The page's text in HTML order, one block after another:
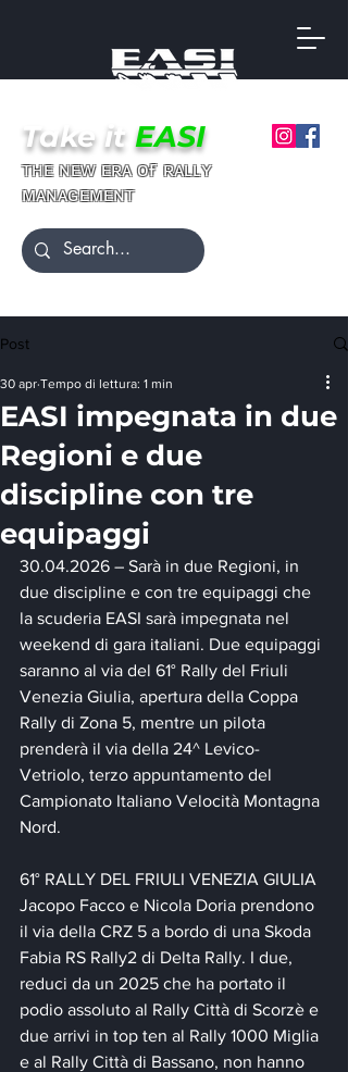
Take it EASI
ᴛʜᴇ ɴᴇᴡ ᴇʀᴀ ᴏғ ʀᴀʟʟʏ
ᴍᴀɴᴀɢᴇᴍᴇɴᴛ
Post
EASI impegnata in due
Regioni e due
discipline con tre
equipaggi
30 apr Tempo di lettura: 1 min
30.04.2026 – Sarà in due Regioni, in
due discipline e con tre equipaggi che
la scuderia EASI sarà impegnata nel
weekend di gara italiani. Due equipaggi
saranno al via del 61° Rally del Friuli
Venezia Giulia, apertura della Coppa
Rally di Zona 5, mentre un pilota
prenderà il via della 24^ Levico-
Vetriolo, terzo appuntamento del
Campionato Italiano Velocità Montagna
Nord.
61° RALLY DEL FRIULI VENEZIA GIULIA
Jacopo Facco e Nicola Doria prendono
il via della CRZ 5 a bordo di una Skoda
Fabia RS Rally2 di Delta Rally. I due,
reduci da un 2025 che ha portato il
podio assoluto al Rally Città di Scorzè e
due arrivi in top ten al Rally 1000 Miglia
e al Rally Città di Bassano, non hanno